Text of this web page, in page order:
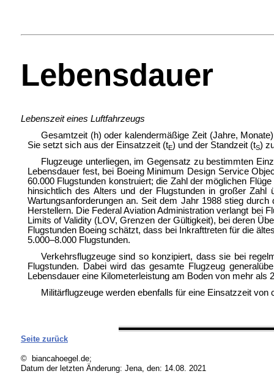
Lebensdauer
Lebenszeit eines Luftfahrzeugs
Gesamtzeit (h) oder kalendermäßige Zeit (Jahre,
Sie setzt sich aus der Einsatzzeit (tE) und der Standzeit (tS)
Flugzeuge unterliegen, im Gegensatz zu bestimmten
Lebensdauer fest, bei Boeing Minimum Design Service
60.000 Flugstunden konstruiert; die Zahl der möglichen
hinsichtlich des Alters und der Flugstunden in großer
Wartungsanforderungen an. Seit dem Jahr 1988 stieg
Herstellern. Die Federal Aviation Administration verlangt bei
Limits of Validity (LOV, Grenzen der Gültigkeit), bei deren
Flugstunden Boeing schätzt, dass bei Inkrafttreten für die
5.000–8.000 Flugstunden.
Verkehrsflugzeuge sind so konzipiert, dass sie bei
Flugstunden. Dabei wird das gesamte Flugzeug
Lebensdauer eine Kilometerleistung am Boden von mehr als
Militärflugzeuge werden ebenfalls für eine Einsatzzeit
Seite zurück
© biancahoegel.de;
Datum der letzten Änderung: Jena, den: 14.08. 2021